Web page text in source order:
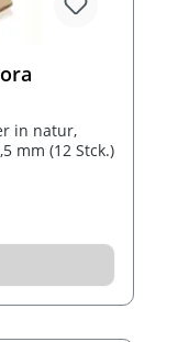
in natur,
mm (12 Stck.)